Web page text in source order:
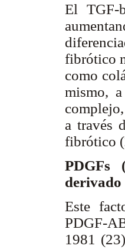
El TGF-
fibrótico
como
mismo,
a través
fibrótico
PDGFs
derivado
Este
PDGF-
1981